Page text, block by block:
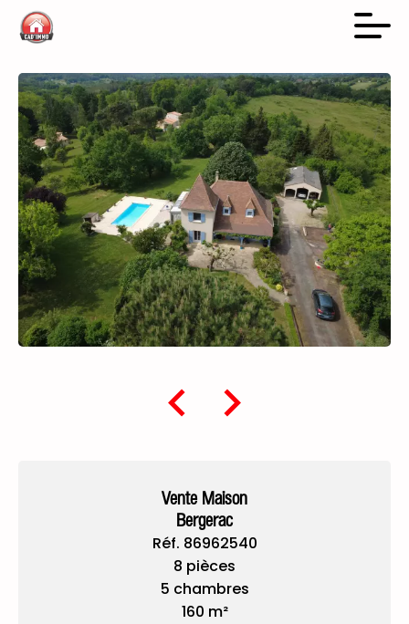
Vente Maison
Bergerac
Réf. 86962540
8 pièces
5 chambres
160 m²